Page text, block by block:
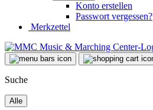
Konto erstellen
Passwort vergessen?
Merkzettel
Suche
Alle